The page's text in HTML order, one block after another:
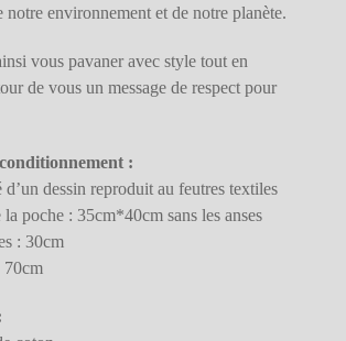
notre environnement et de notre planète.
vous pavaner avec style tout en
de vous un message de respect pour
:
d’un dessin reproduit au feutres textiles
poche : 35cm*40cm sans les anses
: 30cm
70cm